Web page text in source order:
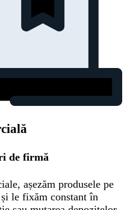
de firmă
așezăm produsele pe
le fixăm constant în